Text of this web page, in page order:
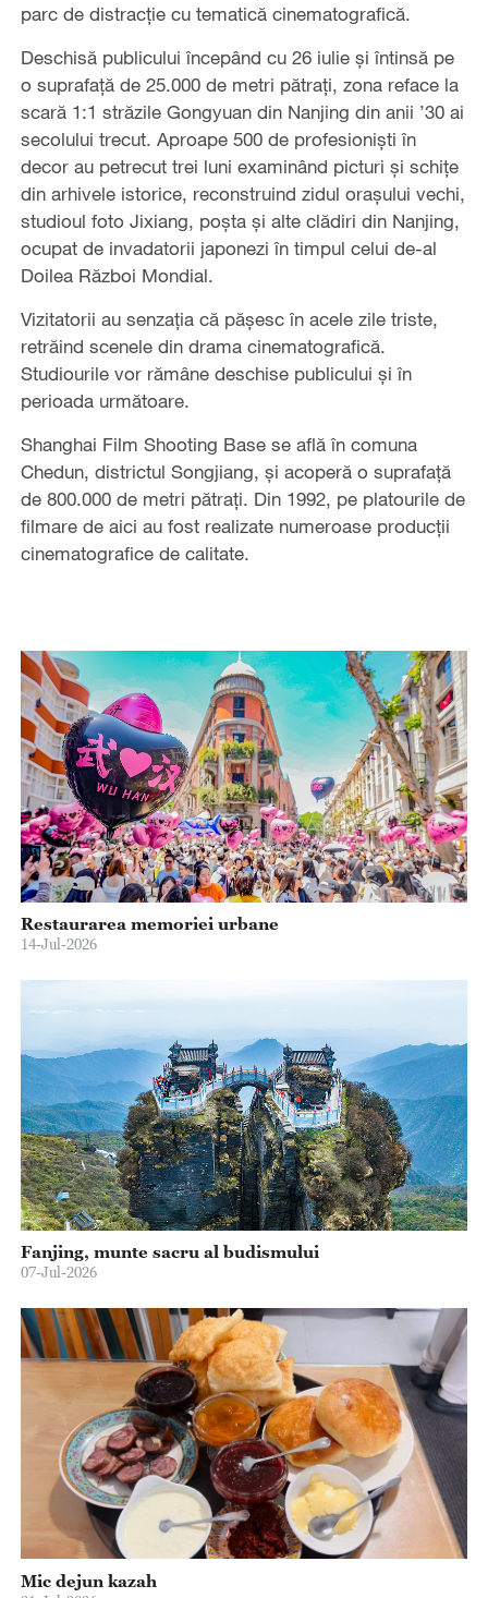
parc de distracție cu tematică cinematografică.
Deschisă publicului începând cu 26 iulie și întinsă pe
o suprafață de 25.000 de metri pătrați, zona reface la
scară 1:1 străzile Gongyuan din Nanjing din anii ’30 ai
secolului trecut. Aproape 500 de profesioniști în
decor au petrecut trei luni examinând picturi și schițe
din arhivele istorice, reconstruind zidul orașului vechi,
studioul foto Jixiang, poșta și alte clădiri din Nanjing,
ocupat de invadatorii japonezi în timpul celui de-al
Doilea Război Mondial.
Vizitatorii au senzația că pășesc în acele zile triste,
retrăind scenele din drama cinematografică.
Studiourile vor rămâne deschise publicului și în
perioada următoare.
Shanghai Film Shooting Base se află în comuna
Chedun, districtul Songjiang, și acoperă o suprafață
de 800.000 de metri pătrați. Din 1992, pe platourile de
filmare de aici au fost realizate numeroase producții
cinematografice de calitate.
Restaurarea memoriei urbane
14-Jul-2026
Fanjing, munte sacru al budismului
07-Jul-2026
Mic dejun kazah